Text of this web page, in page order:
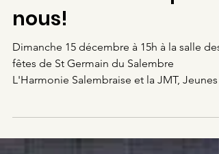
Ils vont chanter pour
nous!
Dimanche 15 décembre à 15h à la salle des
L'Harmonie Salembraise et la JMT,